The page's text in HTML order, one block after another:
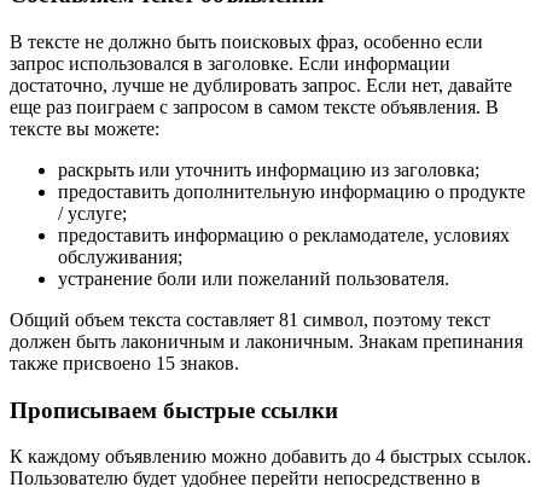
В тексте не должно быть поисковых фраз, особенно если
запрос использовался в заголовке. Если информации
достаточно, лучше не дублировать запрос. Если нет, давайте
еще раз поиграем с запросом в самом тексте объявления. В
тексте вы можете:
раскрыть или уточнить информацию из заголовка;
предоставить дополнительную информацию о продукте
/ услуге;
предоставить информацию о рекламодателе, условиях
обслуживания;
устранение боли или пожеланий пользователя.
Общий объем текста составляет 81 символ, поэтому текст
должен быть лаконичным и лаконичным. Знакам препинания
также присвоено 15 знаков.
Прописываем быстрые ссылки
К каждому объявлению можно добавить до 4 быстрых ссылок.
Пользователю будет удобнее перейти непосредственно в